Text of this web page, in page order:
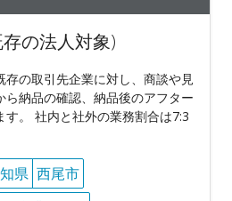
の法人対象)
存の取引先企業に対し、商談や見
納品の確認、納品後のアフター
す。 社内と社外の業務割合は7:3
県 西尾市